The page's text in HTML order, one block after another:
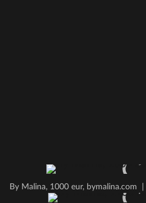
By Malina, 1000 eur, bymalina.com